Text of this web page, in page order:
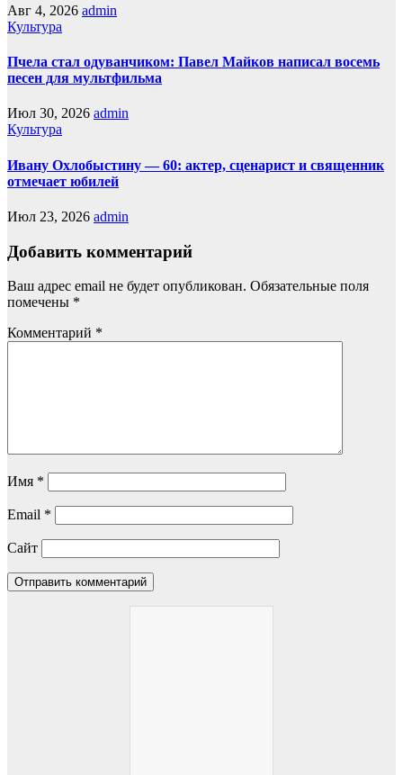
Авг 4, 2026 admin
Культура
Пчела стал одуванчиком: Павел Майков написал восемь
песен для мультфильма
Июл 30, 2026 admin
Культура
Ивану Охлобыстину — 60: актер, сценарист и священник
отмечает юбилей
Июл 23, 2026 admin
Добавить комментарий
Ваш адрес email не будет опубликован. Обязательные поля
помечены *
Комментарий *
Имя *
Email *
Сайт